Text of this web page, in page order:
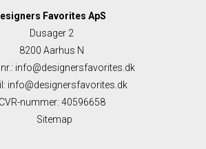
Favorites ApS
Dusager 2
8200 Aarhus N
: info@designersfavorites.dk
: info@designersfavorites.dk
CVR-nummer: 40596658
Sitemap